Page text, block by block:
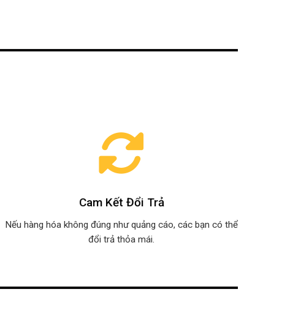
Cam Kết Đổi Trả
Nếu hàng hóa không đúng như quảng cáo, các bạn có thể
đổi trả thỏa mái.